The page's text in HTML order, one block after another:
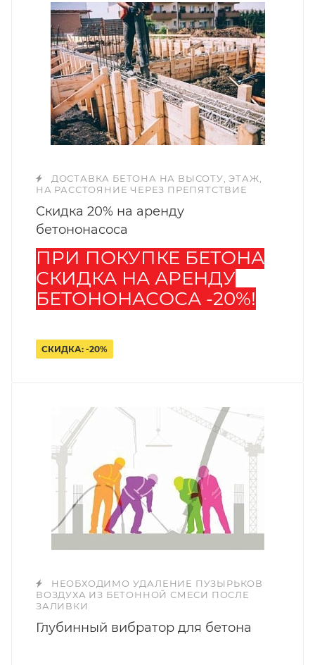
ДОСТАВКА БЕТОНА НА ВЫСОТУ, ЭТАЖ,
НА РАССТОЯНИЕ ЧЕРЕЗ ПРЕПЯТСТВИЕ
Скидка 20% на аренду
бетононасоса
ПРИ ПОКУПКЕ БЕТОНА
СКИДКА НА АРЕНДУ
БЕТОНОНАСОСА -20%!
СКИДКА: -20%
НЕОБХОДИМО УДАЛЕНИЕ ПУЗЫРЬКОВ
ВОЗДУХА ИЗ БЕТОННОЙ СМЕСИ ПОСЛЕ
ЗАЛИВКИ
Глубинный вибратор для бетона